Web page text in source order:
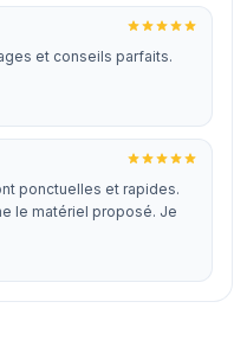
et conseils parfaits.
ponctuelles et rapides.
le matériel proposé. Je